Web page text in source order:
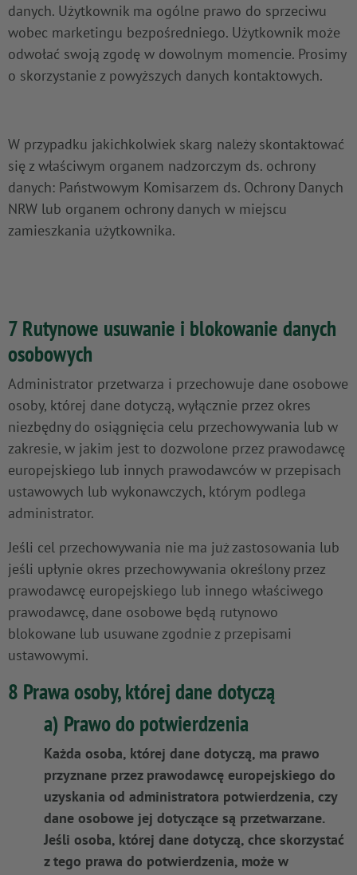
danych. Użytkownik ma ogólne prawo do sprzeciwu
wobec marketingu bezpośredniego. Użytkownik może
odwołać swoją zgodę w dowolnym momencie. Prosimy
o skorzystanie z powyższych danych kontaktowych.
W przypadku jakichkolwiek skarg należy skontaktować
się z właściwym organem nadzorczym ds. ochrony
danych: Państwowym Komisarzem ds. Ochrony Danych
NRW lub organem ochrony danych w miejscu
zamieszkania użytkownika.
7 Rutynowe usuwanie i blokowanie danych
osobowych
Administrator przetwarza i przechowuje dane osobowe
osoby, której dane dotyczą, wyłącznie przez okres
niezbędny do osiągnięcia celu przechowywania lub w
zakresie, w jakim jest to dozwolone przez prawodawcę
europejskiego lub innych prawodawców w przepisach
ustawowych lub wykonawczych, którym podlega
administrator.
Jeśli cel przechowywania nie ma już zastosowania lub
jeśli upłynie okres przechowywania określony przez
prawodawcę europejskiego lub innego właściwego
prawodawcę, dane osobowe będą rutynowo
blokowane lub usuwane zgodnie z przepisami
ustawowymi.
8 Prawa osoby, której dane dotyczą
a) Prawo do potwierdzenia
Każda osoba, której dane dotyczą, ma prawo
przyznane przez prawodawcę europejskiego do
uzyskania od administratora potwierdzenia, czy
dane osobowe jej dotyczące są przetwarzane.
Jeśli osoba, której dane dotyczą, chce skorzystać
z tego prawa do potwierdzenia, może w